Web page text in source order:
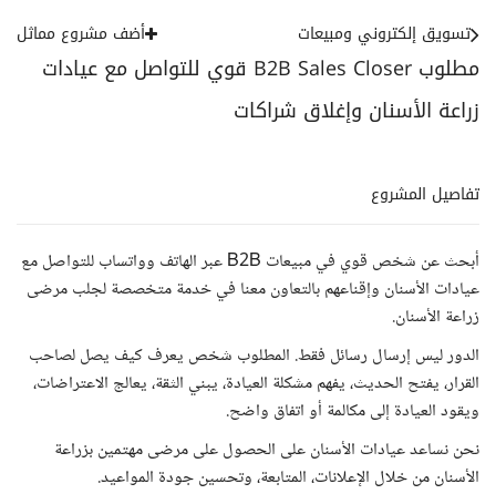
مطلوب B2B Sales Closer قوي للتواصل مع عيادات
زراعة الأسنان وإغلاق شراكات
تسويق إلكتروني ومبيعات أضف مشروع مماثل
تفاصيل المشروع
أبحث عن شخص قوي في مبيعات B2B عبر الهاتف وواتساب للتواصل مع
عيادات الأسنان وإقناعهم بالتعاون معنا في خدمة متخصصة لجلب مرضى
زراعة الأسنان.
الدور ليس إرسال رسائل فقط. المطلوب شخص يعرف كيف يصل لصاحب
القرار، يفتح الحديث، يفهم مشكلة العيادة، يبني الثقة، يعالج الاعتراضات،
ويقود العيادة إلى مكالمة أو اتفاق واضح.
نحن نساعد عيادات الأسنان على الحصول على مرضى مهتمين بزراعة
الأسنان من خلال الإعلانات، المتابعة، وتحسين جودة المواعيد.